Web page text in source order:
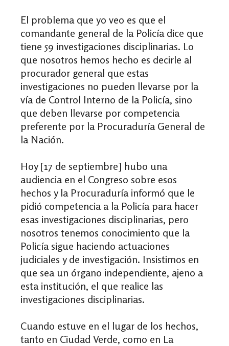
El problema que yo veo es que el
comandante general de la Policía dice que
tiene 59 investigaciones disciplinarias. Lo
que nosotros hemos hecho es decirle al
procurador general que estas
investigaciones no pueden llevarse por la
vía de Control Interno de la Policía, sino
que deben llevarse por competencia
preferente por la Procuraduría General de
la Nación.
Hoy [17 de septiembre] hubo una
audiencia en el Congreso sobre esos
hechos y la Procuraduría informó que le
pidió competencia a la Policía para hacer
esas investigaciones disciplinarias, pero
nosotros tenemos conocimiento que la
Policía sigue haciendo actuaciones
judiciales y de investigación. Insistimos en
que sea un órgano independiente, ajeno a
esta institución, el que realice las
investigaciones disciplinarias.
Cuando estuve en el lugar de los hechos,
tanto en Ciudad Verde, como en La